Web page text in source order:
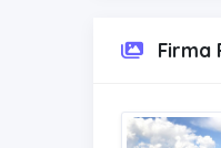
Firma